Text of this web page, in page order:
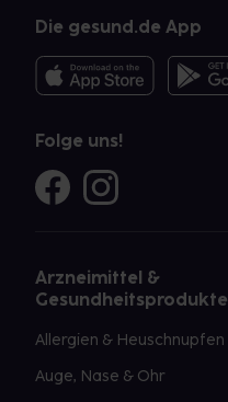
Die gesund.de App
Folge uns!
Arzneimittel &
Gesundheitsprodukte
Allergien & Heuschnupfen
Auge, Nase & Ohr